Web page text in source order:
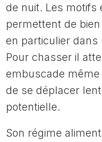
de nuit. Les motifs
permettent de
en particulier
Pour chasser il
embuscade même
de se déplacer
potentielle.
Son régime